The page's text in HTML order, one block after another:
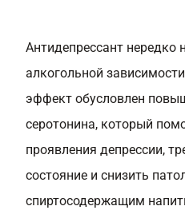
Антидепрессант нередко
алкогольной
эффект обусловлен
серотонина, который
проявления депрессии,
состояние и снизить
спиртосодержащим